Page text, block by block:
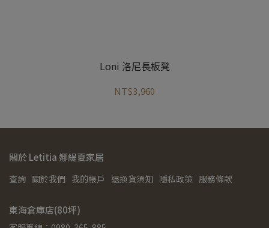
Loni 洛尼長板凳
NT$3,960
關於 Letitia 娜緹夏家居
查詢 關於我們 我的帳戶 退換貨須知 隱私政策 服務條款
東海倉庫店(80坪)